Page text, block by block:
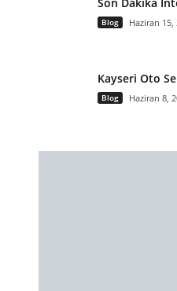
Blog Haziran 15,
Kayseri Oto
Blog Haziran 8,